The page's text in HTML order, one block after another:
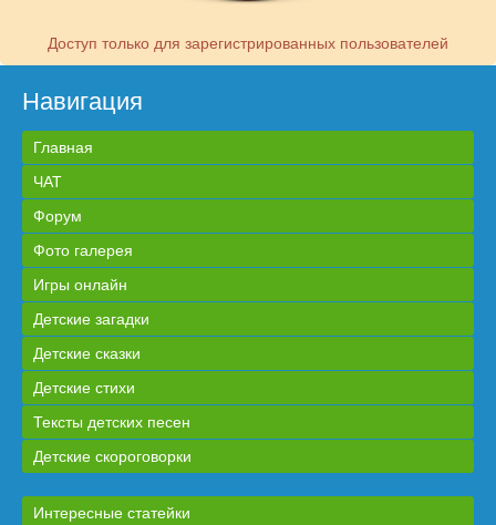
Доступ только для зарегистрированных пользователей
Навигация
Главная
ЧАТ
Форум
Фото галерея
Игры онлайн
Детские загадки
Детские сказки
Детские стихи
Тексты детских песен
Детские скороговорки
Интересные статейки